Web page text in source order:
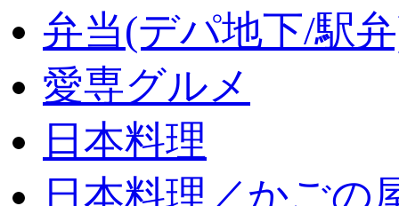
弁当(デパ地下/駅
愛専グルメ
日本料理
日本料理／かごの